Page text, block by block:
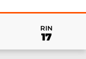
RIN
17